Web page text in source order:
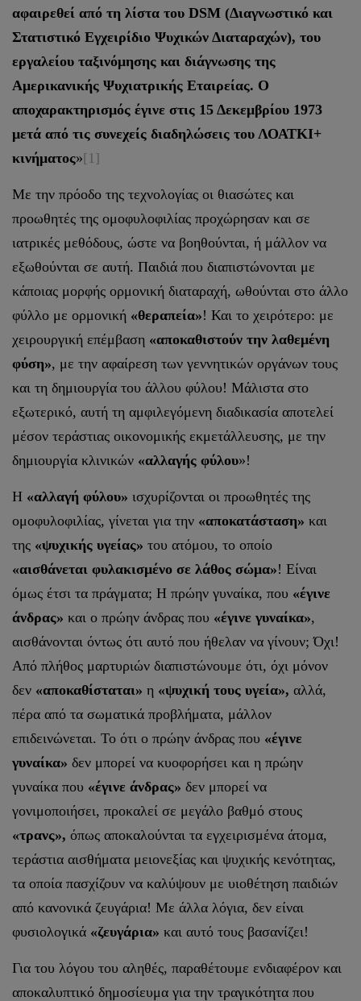
αφαιρεθεί από τη λίστα του DSM (Διαγνωστικό και
Στατιστικό Εγχειρίδιο Ψυχικών Διαταραχών), του
εργαλείου ταξινόμησης και διάγνωσης της
Αμερικανικής Ψυχιατρικής Εταιρείας. Ο
αποχαρακτηρισμός έγινε στις 15 Δεκεμβρίου 1973
μετά από τις συνεχείς διαδηλώσεις του ΛΟΑΤΚΙ+
κινήματος»[1]
Με την πρόοδο της τεχνολογίας οι θιασώτες και
προωθητές της ομοφυλοφιλίας προχώρησαν και σε
ιατρικές μεθόδους, ώστε να βοηθούνται, ή μάλλον να
εξωθούνται σε αυτή. Παιδιά που διαπιστώνονται με
κάποιας μορφής ορμονική διαταραχή, ωθούνται στο άλλο
φύλλο με ορμονική «θεραπεία»! Και το χειρότερο: με
χειρουργική επέμβαση «αποκαθιστούν την λαθεμένη
φύση», με την αφαίρεση των γεννητικών οργάνων τους
και τη δημιουργία του άλλου φύλου! Μάλιστα στο
εξωτερικό, αυτή τη αμφιλεγόμενη διαδικασία αποτελεί
μέσον τεράστιας οικονομικής εκμετάλλευσης, με την
δημιουργία κλινικών «αλλαγής φύλου»!
Η «αλλαγή φύλου» ισχυρίζονται οι προωθητές της
ομοφυλοφιλίας, γίνεται για την «αποκατάσταση» και
της «ψυχικής υγείας» του ατόμου, το οποίο
«αισθάνεται φυλακισμένο σε λάθος σώμα»! Είναι
όμως έτσι τα πράγματα; Η πρώην γυναίκα, που «έγινε
άνδρας» και ο πρώην άνδρας που «έγινε γυναίκα»,
αισθάνονται όντως ότι αυτό που ήθελαν να γίνουν; Όχι!
Από πλήθος μαρτυριών διαπιστώνουμε ότι, όχι μόνον
δεν «αποκαθίσταται» η «ψυχική τους υγεία», αλλά,
πέρα από τα σωματικά προβλήματα, μάλλον
επιδεινώνεται. Το ότι ο πρώην άνδρας που «έγινε
γυναίκα» δεν μπορεί να κυοφορήσει και η πρώην
γυναίκα που «έγινε άνδρας» δεν μπορεί να
γονιμοποιήσει, προκαλεί σε μεγάλο βαθμό στους
«τρανς», όπως αποκαλούνται τα εγχειρισμένα άτομα,
τεράστια αισθήματα μειονεξίας και ψυχικής κενότητας,
τα οποία πασχίζουν να καλύψουν με υιοθέτηση παιδιών
από κανονικά ζευγάρια! Με άλλα λόγια, δεν είναι
φυσιολογικά «ζευγάρια» και αυτό τους βασανίζει!
Για του λόγου του αληθές, παραθέτουμε ενδιαφέρον και
αποκαλυπτικό δημοσίευμα για την τραγικότητα που